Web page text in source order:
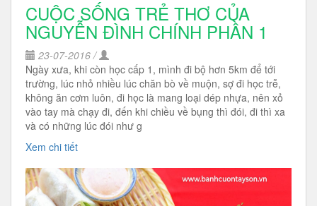
CUỘC SỐNG TRẺ THƠ CỦA
NGUYỄN ĐÌNH CHÍNH PHẦN 1
23-07-2016 /
Ngày xưa, khi còn học cấp 1, mình đi bộ hơn 5km để tới
trường, lúc nhỏ nhiều lúc chăn bò về muộn, sợ đi học trễ,
không ăn cơm luôn, đi học là mang loại dép nhựa, nên xỏ
vào tay mà chạy đi, đến khi chiều về bụng thì đói, đi thì xa
và có những lúc đói như g
Xem chi tiết